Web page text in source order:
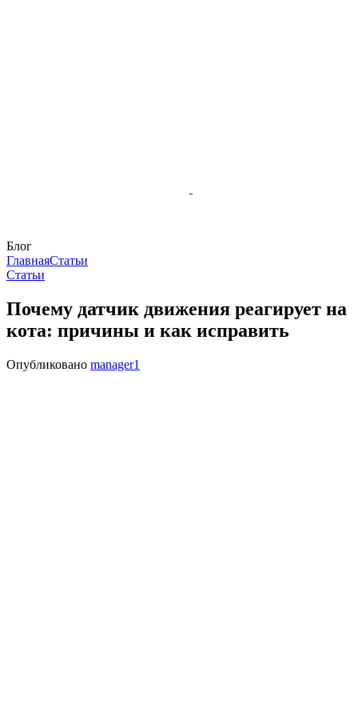
Блог
ГлавнаяСтатьи
Статьи
Почему датчик движения реагирует на
кота: причины и как исправить
Опубликовано manager1